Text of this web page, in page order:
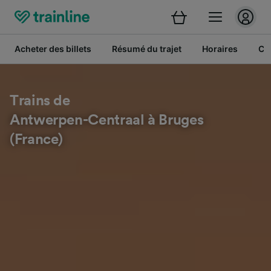
Acheter des billets Résumé du trajet Horaires
Trains de
Antwerpen-Centraal à Bruges
(France)